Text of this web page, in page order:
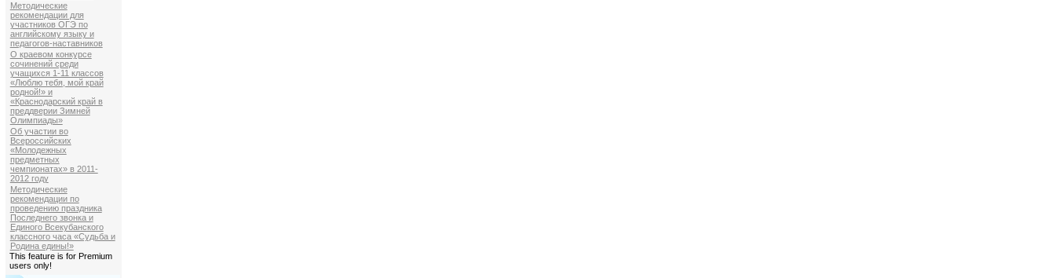
Методические
рекомендации для
участников ОГЭ по
английскому языку и
педагогов-наставников
О краевом конкурсе
сочинений среди
учащихся 1-11 классов
«Люблю тебя, мой край
родной!» и
«Краснодарский край в
преддверии Зимней
Олимпиады»
Об участии во
Всероссийских
«Молодежных
предметных
чемпионатах» в 2011-
2012 году
Методические
рекомендации по
проведению праздника
Последнего звонка и
Единого Всекубанского
классного часа «Судьба и
Родина едины!»
This feature is for Premium
users only!